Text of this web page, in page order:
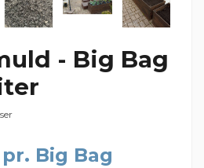
- Big Bag
Big Bag